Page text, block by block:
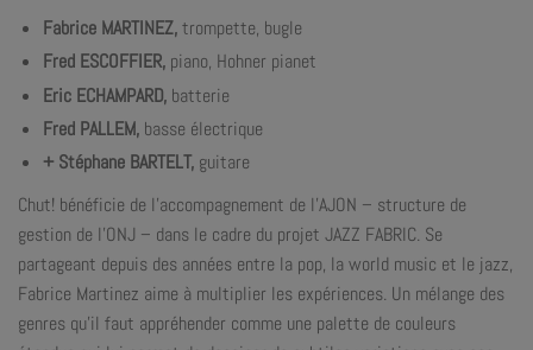
Fabrice MARTINEZ,trompette, bugle
Fred ESCOFFIER, piano, Hohner pianet
Eric ECHAMPARD, batterie
Fred PALLEM, basse électrique
+ Stéphane BARTELT, guitare
Chut! bénéficie de l’accompagnement de l’AJON – structure de
gestion de l’ONJ – dans le cadre du projet JAZZ FABRIC. Se
partageant depuis des années entre la pop, la world music et le jazz,
Fabrice Martinez aime à multiplier les expériences. Un mélange des
genres qu’il faut appréhender comme une palette de couleurs